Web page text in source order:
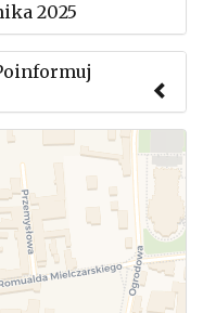
2025
informację o